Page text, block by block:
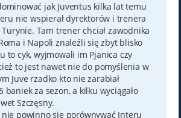
jak Juventus kilka lat temu
nie wspierał dyrektorów i trenera
Turynie. Tam trener chciał zawodnika
i Napoli znaleźli się zbyt blisko
to cyk, wyjmowali im Pjanica czy
to jest nawet nie do pomyślenia w
Juve rzadko kto nie zarabiał
baniek za sezon, a kilku wyciągało
Szczęsny.
nie powinno się porównywać Interu